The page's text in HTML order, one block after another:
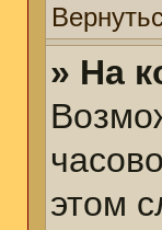
» На
этом